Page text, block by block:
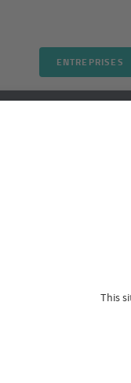
This
ENTREPRISES
et
l’accident
faire alerter
appropriée à l’état de